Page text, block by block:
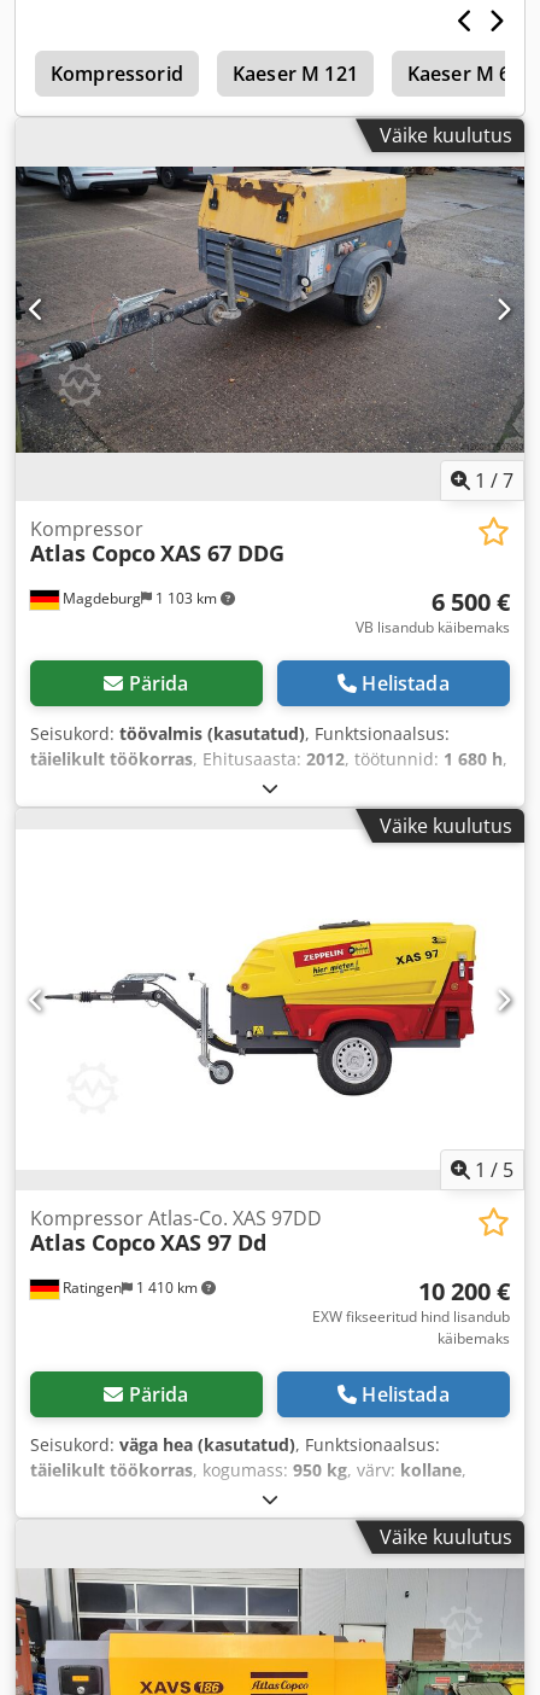
Kompressorid Kaeser M 121 Kaeser M 64
Väike kuulutus
1 /7
Magdeburg 1 103 km
Kompressor
Atlas CopcoXAS 67 DDG
6 500 €
VB lisandub käibemaks
Pärida Helistada
Seisukord: töövalmis (kasutatud), Funktsionaalsus:
täielikult töökorras, Ehitusaasta: 2012, töötunnid: 1 680 h,
Väike kuulutus
1 / 5
Ratingen 1 410 km
Kompressor Atlas-Co. XAS 97DD
Atlas CopcoXAS 97 Dd
10 200 €
EXW fikseeritud hind lisandub
käibemaks
Pärida Helistada
Seisukord: väga hea (kasutatud), Funktsionaalsus:
täielikult töökorras, kogumass: 950 kg, värv: kollane,
, kütusepaagi maht:
Deutz D2011L03, kogupikkus:3 740 mm, kogulaius:1 410
36 kW (48,95 hj),
mahuline vooluhulk:318 m³/h, töörõhk:7 latt, rõhk (min.):
4 latt, rõhk (max.): 8,5 latt , müratase:
, Ehitusaasta:
2016, töötunnid:1 190 h, järgmine ülevaatus (TÜV):
04/2025, masina/sõiduki number: APP418299
, Varustus:
UVV ohutuskontroll ,
Väike kuulutus